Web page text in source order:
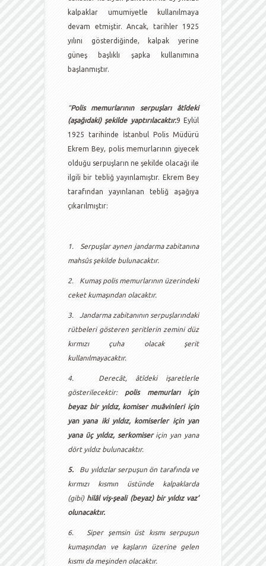
kalpaklar umumiyetle kullanılmaya
devam etmiştir. Ancak, tarihler 1925
yılını gösterdiğinde, kalpak yerine
güneş başlıklı şapka kullanımına
başlanmıştır.
“Polis memurlarının serpuşları âtîdeki
(aşağıdaki) şekilde yaptırılacaktır.9 Eylül
1925 tarihinde İstanbul Polis Müdürü
Ekrem Bey, polis memurlarının giyecek
olduğu serpuşların ne şekilde olacağı ile
ilgili bir tebliğ yayınlamıştır. Ekrem Bey
tarafından yayınlanan tebliğ aşağıya
çıkarılmıştır:
1.
Serpuşlar aynen jandarma zabitanına
mahsûs şekilde bulunacaktır.
2.
Kumaş polis memurlarının üzerindeki
ceket kumaşından olacaktır.
3.
Jandarma zabitanının serpuşlarındaki
rütbeleri gösteren şeritlerin zemini düz
kırmızı çuha olacak şerit
kullanılmayacaktır.
4. Derecât, âtîdeki işaretlerle
gösterilecektir: polis memurları için
beyaz bir yıldız, komiser muâvinleri için
yan yana iki yıldız, komiserler için yan
yana üç yıldız, serkomiser için yan yana
dört yıldız bulunacaktır.
5. Bu yıldızlar serpuşun ön tarafında ve
kırmızı kısmın üstünde kalpaklarda
(gibi) hilâl viş-şeali (beyaz) bir yıldız vaz’
olunacaktır.
6. Siper şemsin üst kısmı serpuşun
kumaşından ve kaşların üzerine gelen
kısmı da meşinden olacaktır.